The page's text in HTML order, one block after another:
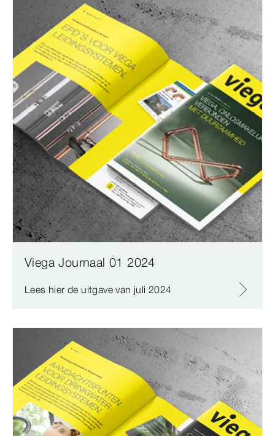
Viega Journaal 01 2024
Lees hier de uitgave van juli 2024